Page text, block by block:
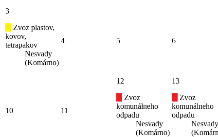
3
Zvoz plastov,
kovov,
tetrapakov
Nesvady
(Komárno)
4 5 6
10 11
12
Zvoz
komunálneho
odpadu
Nesvady
(Komárno)
13
Zvoz
komunálneho
odpadu
Nesvady